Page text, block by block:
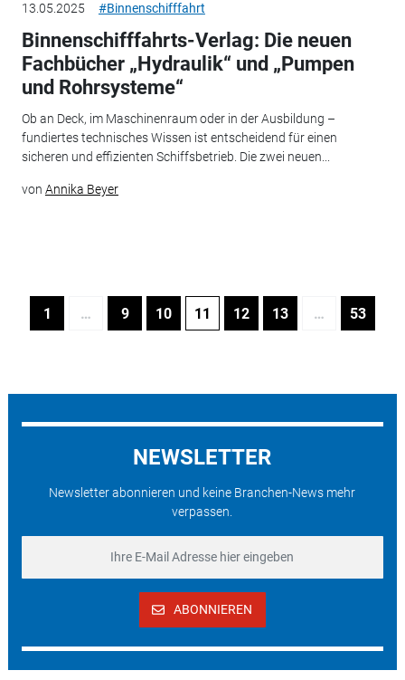
13.05.2025 #Binnenschifffahrt
Binnenschifffahrts-Verlag: Die neuen
Fachbücher „Hydraulik“ und „Pumpen
und Rohrsysteme“
Ob an Deck, im Maschinenraum oder in der Ausbildung –
fundiertes technisches Wissen ist entscheidend für einen
sicheren und effizienten Schiffsbetrieb. Die zwei neuen...
von Annika Beyer
1 … 9 10 11 12 13 … 53
NEWSLETTER
Newsletter abonnieren und keine Branchen-News mehr
verpassen.
ABONNIEREN